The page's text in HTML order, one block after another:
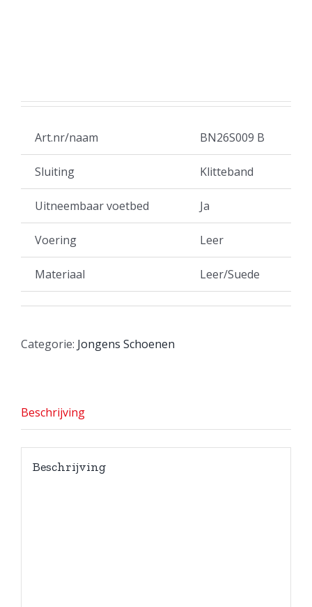
Art.nr/naam BN26S009 B
Sluiting Klitteband
Uitneembaar voetbed Ja
Voering Leer
Materiaal Leer/Suede
Categorie: Jongens Schoenen
Beschrijving
Beschrijving